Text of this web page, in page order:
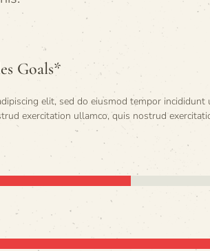
Goals*
elit, sed do eiusmod tempor
exercitation ullamco, quis nostrud